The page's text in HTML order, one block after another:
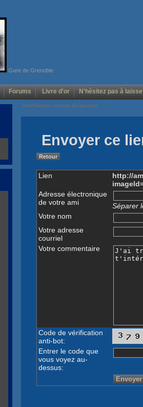
Gare de Grenoble
Forums Livre d'or N'hésitez pas à
Voir/Cacher menus de gauche
Envoyer ce
Retour
Lien
http://
Adresse électronique
de votre ami
Séparer
Votre nom
Votre adresse
courriel
Votre commentaire
Code de vérification
anti-bot:
Entrer le code que
vous voyez au-
dessus: